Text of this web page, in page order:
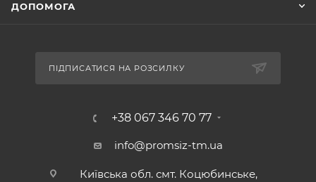
ДОПОМОГА
ПІДПИСАТИСЯ НА РОЗСИЛКУ
+38 067 346 70 77
info@promsiz-tm.ua
Київська обл. смт. Коцюбинське,